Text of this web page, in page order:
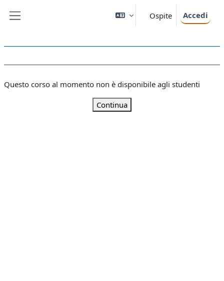
Ospite Accedi
Questo corso al momento non è disponibile agli studenti
Continua